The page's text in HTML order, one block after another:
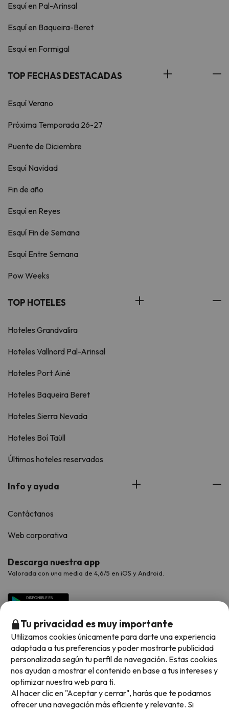
Esquí en Pal-Arinsal
Esquí en Baqueira-Beret
Esquí en Formigal
TOP FECHAS DESTACADAS
Esquí Verano
Próxima Temporada 26-27
Puente de Diciembre
Esquí Navidad
Fin de año
Esquí en Reyes
Esquí Fin de Semana
Esquí Entre Semana
Pow Weeks
TOP HOTELES
Hoteles Grandvalira
Hoteles Vallnord Pal-Arinsal
Hoteles Port Ainé
Hoteles Baqueira Beret
Hoteles Sierra Nevada
Hoteles Boí Taüll
Últimos hoteles reservados
Info y ayuda
Contáctanos
Web corporativa
Descarga nuestra app
Valorada con una media de 4,6/5 en iOS y Android.
Métodos de pago disponibles
Tu privacidad es muy importante
Utilizamos cookies únicamente para darte una experiencia
adaptada a tus preferencias y poder mostrarte publicidad
personalizada según tu perfil de navegación. Estas cookies
nos ayudan a mostrar el contenido en base a tus intereses y
optimizar nuestra web para ti.
Al hacer clic en "Aceptar y cerrar", harás que te podamos
ofrecer una navegación más eficiente y relevante. Si